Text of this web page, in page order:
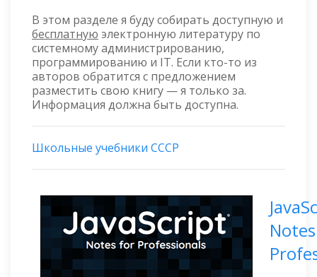
В этом разделе я буду собирать доступную и
бесплатную электронную литературу по
системному администрированию,
программированию и IT. Если кто-то из
авторов обратится с предложением
разместить свою книгу — я только за.
Информация должна быть доступна.
Школьные учебники СССР